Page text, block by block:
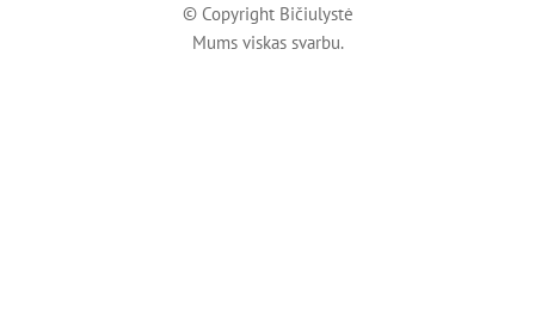
© Copyright Bičiulystė
Mums viskas svarbu.